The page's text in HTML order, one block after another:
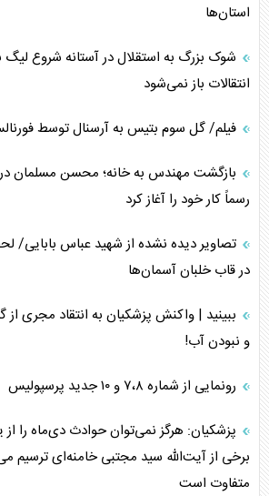
استان‌ها
شوک بزرگ به استقلال در آستانه شروع لیگ
انتقالات باز نمی‌شود
فیلم/ گل سوم بتیس به آرسنال توسط
بازگشت مهندس به خانه؛ محسن مسلمان در
رسماً کار خود را آغاز کرد
تصاویر دیده نشده از شهید عباس بابایی/
در قاب خلبان آسمان‌ها
ببینید | واکنش پزشکیان به انتقاد مجری
و نبودن آب!
رونمایی از شماره ۷،۸ و ۱۰ جدید پرسپولیس
پزشکیان: هرگز نمی‌توان حوادث دی‌ماه را از
برخی از آیت‌الله سید مجتبی خامنه‌ای ترسیم
متفاوت است